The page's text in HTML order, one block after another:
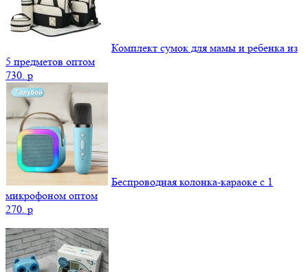
Комплект сумок для мамы и ребенка из
5 предметов оптом
730. p
Беспроводная колонка-караоке с 1
микрофоном оптом
270. p